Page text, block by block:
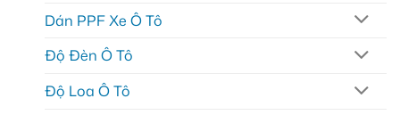
Dán PPF Xe Ô Tô
Độ Đèn Ô Tô
Độ Loa Ô Tô